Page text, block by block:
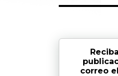
correo